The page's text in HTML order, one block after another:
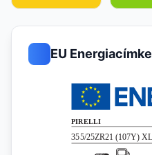
EU Energiacímke